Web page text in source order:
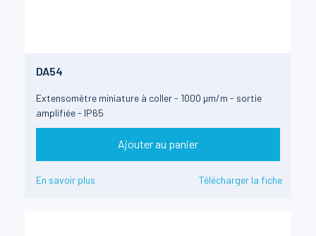
DA54
Extensomètre miniature à coller - 1000 µm/m - sortie
amplifiée - IP65
Ajouter au panier
En savoir plus Télécharger la fiche